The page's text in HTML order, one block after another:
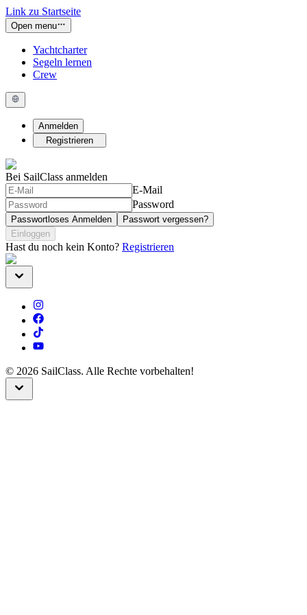
Link zu Startseite
Open menu
Yachtcharter
Segeln lernen
Crew
Anmelden
Registrieren
Bei SailClass anmelden
E-Mail
Password
Passwortloses Anmelden
Passwort vergessen?
Einloggen
Hast du noch kein Konto? Registrieren
© 2026 SailClass. Alle Rechte vorbehalten!